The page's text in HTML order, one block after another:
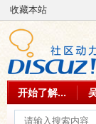
收藏本站
开始了解...